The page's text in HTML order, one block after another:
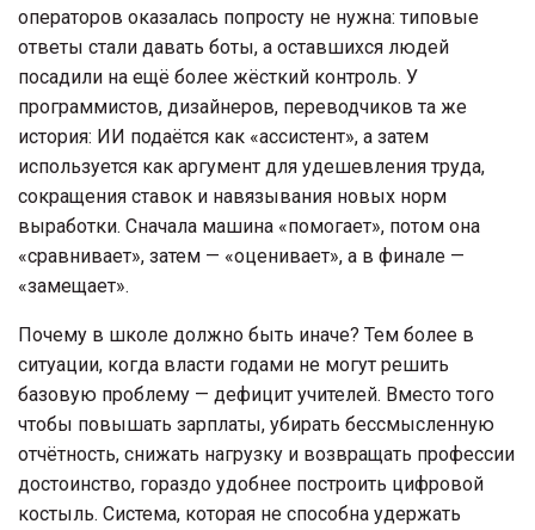
операторов оказалась попросту не нужна: типовые
ответы стали давать боты, а оставшихся людей
посадили на ещё более жёсткий контроль. У
программистов, дизайнеров, переводчиков та же
история: ИИ подаётся как «ассистент», а затем
используется как аргумент для удешевления труда,
сокращения ставок и навязывания новых норм
выработки. Сначала машина «помогает», потом она
«сравнивает», затем — «оценивает», а в финале —
«замещает».
Почему в школе должно быть иначе? Тем более в
ситуации, когда власти годами не могут решить
базовую проблему — дефицит учителей. Вместо того
чтобы повышать зарплаты, убирать бессмысленную
отчётность, снижать нагрузку и возвращать профессии
достоинство, гораздо удобнее построить цифровой
костыль. Система, которая не способна удержать